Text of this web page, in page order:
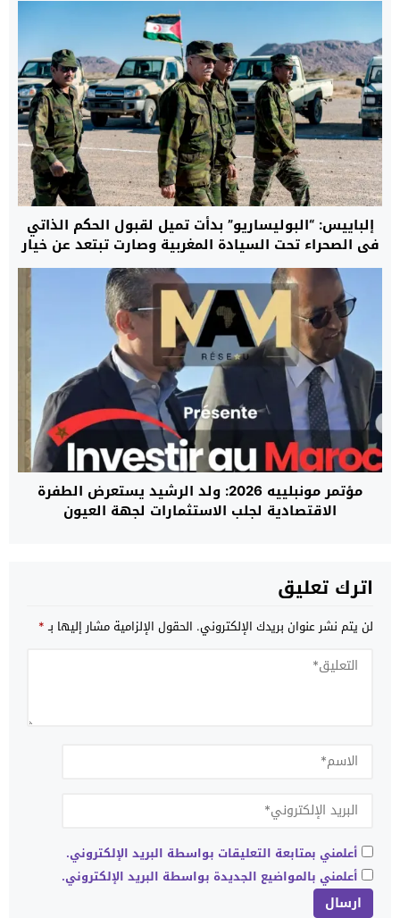
إلباييس: “البوليساريو” بدأت تميل لقبول الحكم الذاتي
في الصحراء تحت السيادة المغربية وصارت تبتعد عن خيار
السلاح
مؤتمر مونبلييه 2026: ولد الرشيد يستعرض الطفرة
الاقتصادية لجلب الاستثمارات لجهة العيون
اترك تعليق
لن يتم نشر عنوان بريدك الإلكتروني. الحقول الإلزامية مشار إليها بـ*
أعلمني بمتابعة التعليقات بواسطة البريد الإلكتروني.
أعلمني بالمواضيع الجديدة بواسطة البريد الإلكتروني.